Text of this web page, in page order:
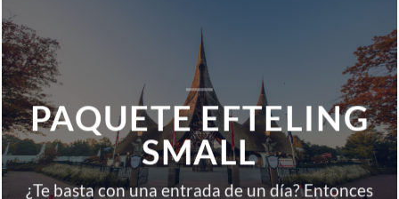
PAQUETE EFTELING
SMALL
¿Te basta con una entrada de un día? Entonces